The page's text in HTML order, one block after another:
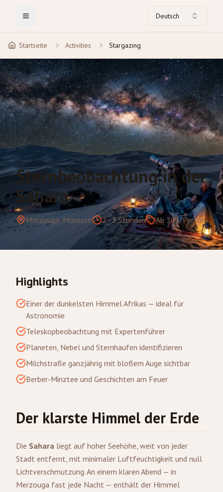
Toggle Menu Deutsch
Startseite Activities Stargazing
Sternbeobachtung in der
Sahara
Merzouga, Morocco 2–3 Stunden Ab 30$/Person
Highlights
Einer der dunkelsten Himmel Afrikas — ideal für
Astronomie
Teleskopbeobachtung mit Expertenführer
Planeten, Nebel und Sternhaufen identifizieren
Milchstraße ganzjährig mit bloßem Auge sichtbar
Berber-Minztee und Geschichten am Feuer
Der klarste Himmel der Erde
Die Sahara liegt auf hoher Seehöhe, weit von jeder
Stadt entfernt, mit minimaler Luftfeuchtigkeit und null
Lichtverschmutzung. An einem klaren Abend — in
Merzouga fast jede Nacht — enthält der Himmel